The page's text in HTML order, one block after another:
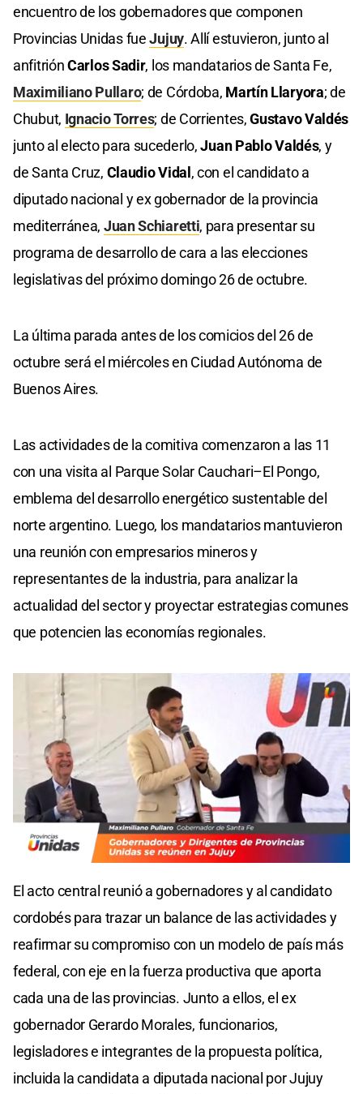
encuentro de los gobernadores que componen
Provincias Unidas fueJujuy. Allí estuvieron, junto al
anfitriónCarlos Sadir, los mandatarios de Santa Fe,
Maximiliano Pullaro; de Córdoba, Martín Llaryora; de
Chubut, Ignacio Torres; de Corrientes,Gustavo Valdés
junto al electo para sucederlo,Juan Pablo Valdés, y
de Santa Cruz, Claudio Vidal, con el candidato a
diputado nacional y ex gobernador de la provincia
mediterránea, Juan Schiaretti, para presentar su
programa de desarrollo de cara a las elecciones
legislativas del próximo domingo 26 de octubre.
La última parada antes de los comicios del 26 de
octubre será el miércoles en Ciudad Autónoma de
Buenos Aires.
Las actividades de la comitiva comenzaron a las 11
con una visita al Parque Solar Cauchari–El Pongo,
emblema del desarrollo energético sustentable del
norte argentino. Luego, los mandatarios mantuvieron
una reunión con empresarios mineros y
representantes de la industria, para analizar la
actualidad del sector y proyectar estrategias comunes
que potencien las economías regionales.
of
seconds
El acto central reunió a gobernadores y al candidato
cordobés para trazar un balance de las actividades y
reafirmar su compromiso con un modelo de país más
federal, con eje en la fuerza productiva que aporta
cada una de las provincias. Junto a ellos, el ex
gobernador Gerardo Morales, funcionarios,
legisladores e integrantes de la propuesta política,
incluida la candidata a diputada nacional por Jujuy